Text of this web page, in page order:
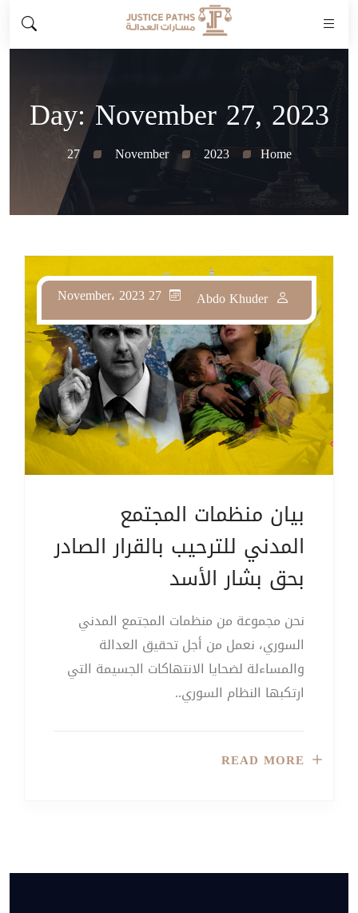
Day:November 27, 2023
Home
2023
November
27
بيان منظمات المجتمع
المدني للترحيب بالقرار الصادر
بحق بشار الأسد
Abdo Khuder 27 November، 2023
نحن مجموعة من منظمات المجتمع المدني
السوري، نعمل من أجل تحقيق العدالة
والمساءلة لضحايا الانتهاكات الجسيمة التي
ارتكبها النظام السوري..
READ MORE